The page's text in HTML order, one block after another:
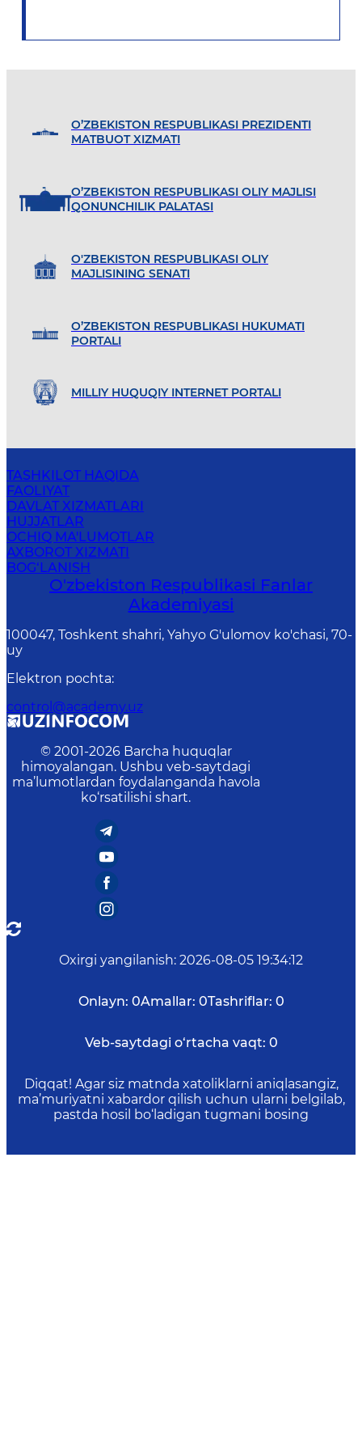
O’ZBEKISTON RESPUBLIKASI PREZIDENTI
MATBUOT XIZMATI
O’ZBEKISTON RESPUBLIKASI OLIY MAJLISI
QONUNCHILIK PALATASI
O'ZBEKISTON RESPUBLIKASI OLIY
MAJLISINING SENATI
O’ZBEKISTON RESPUBLIKASI HUKUMATI
PORTALI
MILLIY HUQUQIY INTERNET PORTALI
TASHKILOT HAQIDA
FAOLIYAT
DAVLAT XIZMATLARI
HUJJATLAR
OCHIQ MA'LUMOTLAR
AXBOROT XIZMATI
BOG‘LANISH
O'zbekiston Respublikasi Fanlar
Akademiyasi
100047, Toshkent shahri, Yahyo G'ulоmоv ko'chasi, 70-
uу
Elektron pochta:
control@academy.uz
© 2001-2026 Barcha huquqlar
himoyalangan. Ushbu veb-saytdagi
ma’lumotlardan foydalanganda havola
ko‘rsatilishi shart.
Oxirgi yangilanish: 2026-08-05 19:34:12
Onlayn: 0Amallar: 0Tashriflar: 0
Veb-saytdagi o‘rtacha vaqt: 0
Diqqat! Agar siz matnda xatoliklarni aniqlasangiz,
ma’muriyatni xabardor qilish uchun ularni belgilab,
pastda hosil bo‘ladigan tugmani bosing